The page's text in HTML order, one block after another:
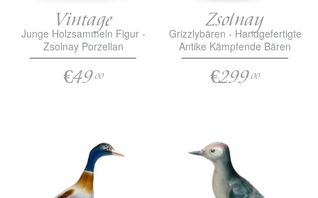
Vintage
Junge Holzsammeln Figur -
Zsolnay Porzellan
€49.00
Zsolnay
Grizzlybären - Handgefertigte
Antike Kämpfende Bären
Porzellan Statue
€299.00